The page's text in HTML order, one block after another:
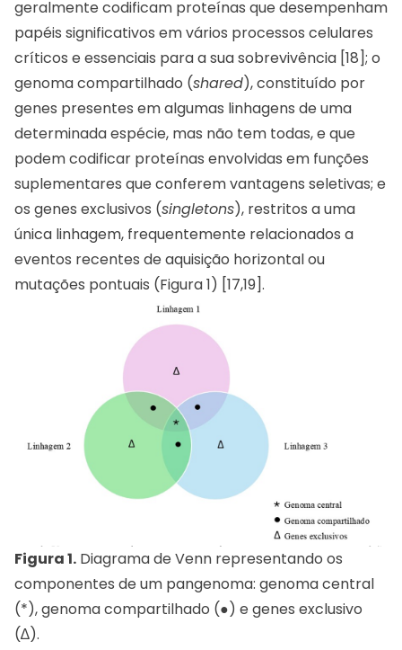
geralmente codificam proteínas que desempenham
papéis significativos em vários processos celulares
críticos e essenciais para a sua sobrevivência [18]; o
genoma compartilhado (shared), constituído por
genes presentes em algumas linhagens de uma
determinada espécie, mas não tem todas, e que
podem codificar proteínas envolvidas em funções
suplementares que conferem vantagens seletivas; e
os genes exclusivos (singletons), restritos a uma
única linhagem, frequentemente relacionados a
eventos recentes de aquisição horizontal ou
mutações pontuais (Figura 1) [17,19].
Figura 1. Diagrama de Venn representando os
componentes de um pangenoma: genoma central
(*), genoma compartilhado (●) e genes exclusivo
(∆).